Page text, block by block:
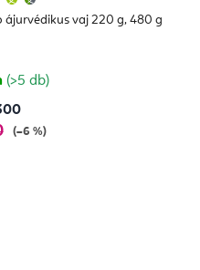
ájurvédikus vaj 220 g, 480 g
átlagos
értékelése
csillag.
(>5 db)
(–6 %)